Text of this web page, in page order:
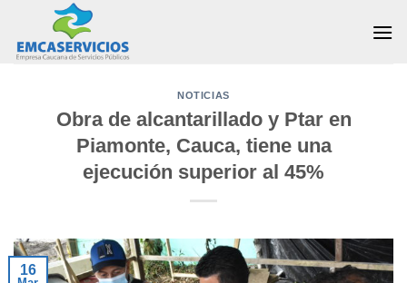
content
NOTICIAS
Obra de alcantarillado y Ptar en
Piamonte, Cauca, tiene una
ejecución superior al 45%
16